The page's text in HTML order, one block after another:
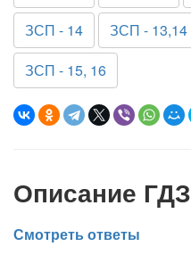
ЗСП - 14
ЗСП - 13,14
ЗСП - 15, 16
Описание ГДЗ
Смотреть ответы